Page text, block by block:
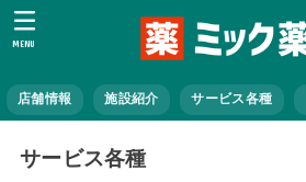
店舗情報 施設紹介 サービス各種
MENU
サービス各種